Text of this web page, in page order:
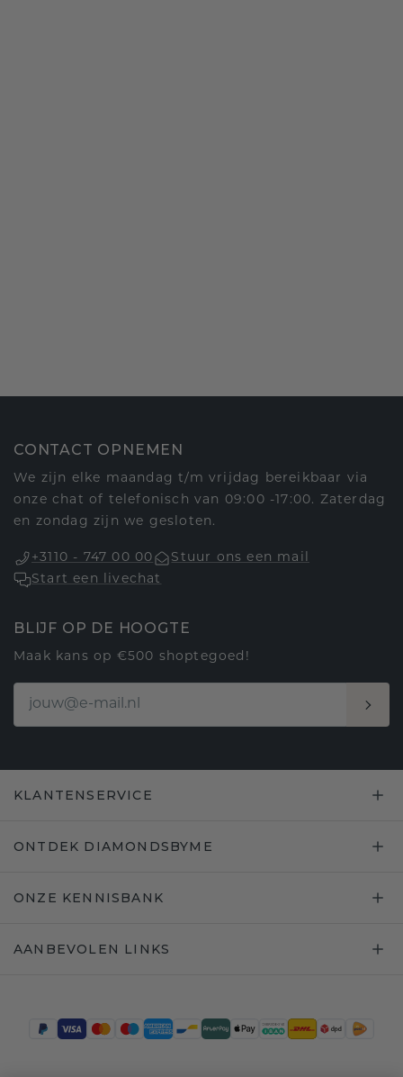
CONTACT OPNEMEN
We zijn elke maandag t/m vrijdag bereikbaar via
onze chat of telefonisch van 09:00 -17:00. Zaterdag
en zondag zijn we gesloten.
+3110 - 747 00 00
Stuur ons een mail
Start een livechat
BLIJF OP DE HOOGTE
Maak kans op €500 shoptegoed!
KLANTENSERVICE
ONTDEK DIAMONDSBYME
ONZE KENNISBANK
AANBEVOLEN LINKS